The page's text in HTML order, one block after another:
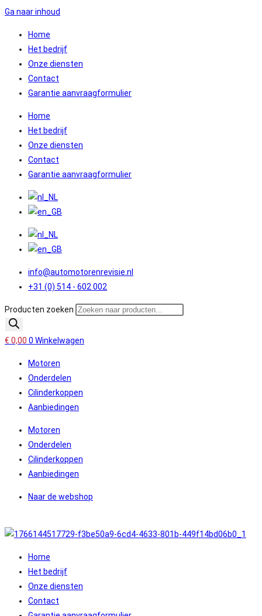
Ga naar inhoud
Home
Het bedrijf
Onze diensten
Contact
Garantie aanvraagformulier
Home
Het bedrijf
Onze diensten
Contact
Garantie aanvraagformulier
info@automotorenrevisie.nl
+31 (0) 514 - 602 002
Producten zoeken
€ 0,00 0 Winkelwagen
Motoren
Onderdelen
Cilinderkoppen
Aanbiedingen
Motoren
Onderdelen
Cilinderkoppen
Aanbiedingen
Naar de webshop
Home
Het bedrijf
Onze diensten
Contact